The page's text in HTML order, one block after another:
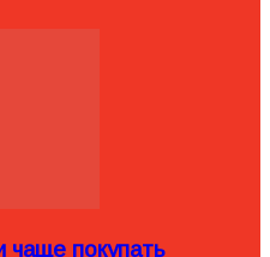
чаще покупать